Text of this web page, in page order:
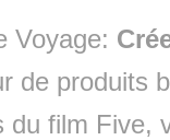
Voyage:
de produits
du film Five,